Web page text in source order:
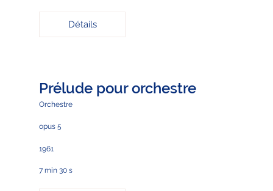
Détails
Prélude pour orchestre
Orchestre
opus 5
1961
7 min 30 s